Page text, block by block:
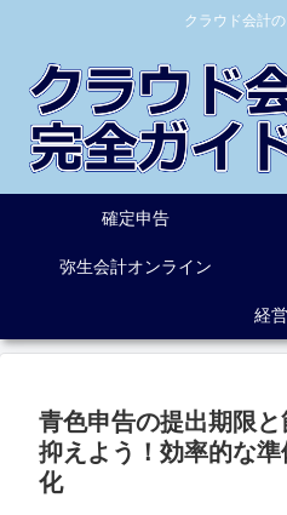
クラウド会計
確定申告
弥生会計オンライン
経営
青色申告の提出期限
抑えよう！効率的な
化